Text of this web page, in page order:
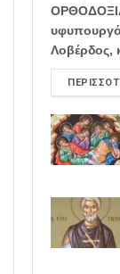
Λοβέρδος,